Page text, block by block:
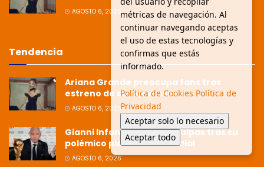
AGOSTO 6, 2026
Tendencia
Ariana Grande preocupa fans tras
estreno de su nuevo video
AGOSTO 6, 2026
Gianni Infantino pide disculpas tras su
polémico plan con el Mundial
AGOSTO 6, 2026
métricas de navegación. Al
continuar navegando aceptas
el uso de estas tecnologías y
confirmas que estás
informado.
Política de Cookies Política de
Privacidad
Aceptar solo lo necesario
Aceptar todo